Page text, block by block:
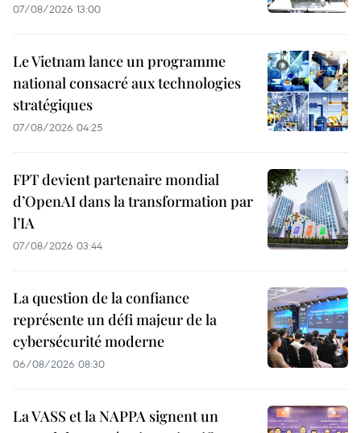
07/08/2026 13:00
Le Vietnam lance un programme
national consacré aux technologies
stratégiques
07/08/2026 04:25
FPT devient partenaire mondial
d’OpenAI dans la transformation par
l’IA
07/08/2026 03:44
La question de la confiance
représente un défi majeur de la
cybersécurité moderne
06/08/2026 08:30
La VASS et la NAPPA signent un